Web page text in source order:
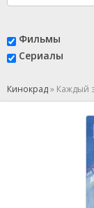
Фильмы
Сериалы
Кинокрад» Каждый